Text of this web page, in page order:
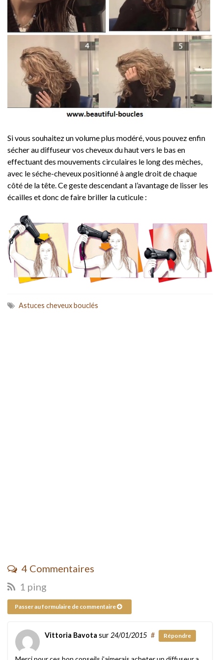
Si vous souhaitez un volume plus modéré, vous pouvez enfin
sécher au diffuseur vos cheveux du haut vers le bas en
effectuant des mouvements circulaires le long des mèches,
avec le séche-cheveux positionné à angle droit de chaque
côté de la tête. Ce geste descendant a l’avantage de lisser les
écailles et donc de faire briller la cuticule :
Astuces cheveux bouclés
4 Commentaires
1 ping
Passer au formulaire de commentaire
Vittoria Bavota sur 24/01/2015 # Répondre